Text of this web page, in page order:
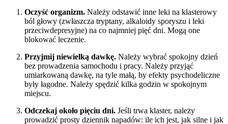
Oczyść organizm. Należy odstawić inne leki na klasterowy
ból głowy (zwłaszcza tryptany, alkaloidy sporyszu i leki
przeciwdepresyjne) na co najmniej pięć dni. Mogą one
blokować leczenie.
Przyjmij niewielką dawkę. Należy wybrać spokojny dzień
bez prowadzenia samochodu i pracy. Należy przyjąć
umiarkowaną dawkę, na tyle małą, by efekty psychodeliczne
były łagodne. Należy spędzić kilka godzin w spokojnym
miejscu.
Odczekaj około pięciu dni. Jeśli trwa klaster, należy
prowadzić prosty dziennik napadów: ile ich jest, jak silne i jak